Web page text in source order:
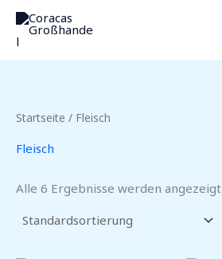
Zum
Inhalt
springen
Startseite / Fleisch
Fleisch
Alle 6 Ergebnisse werden angezeigt